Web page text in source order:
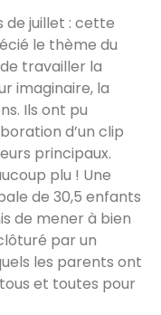
de juillet : cette
le thème du
travailler la
imaginaire, la
Ils ont pu
d’un clip
principaux.
plu ! Une
de 30,5 enfants
de mener à bien
par un
les parents ont
et toutes pour